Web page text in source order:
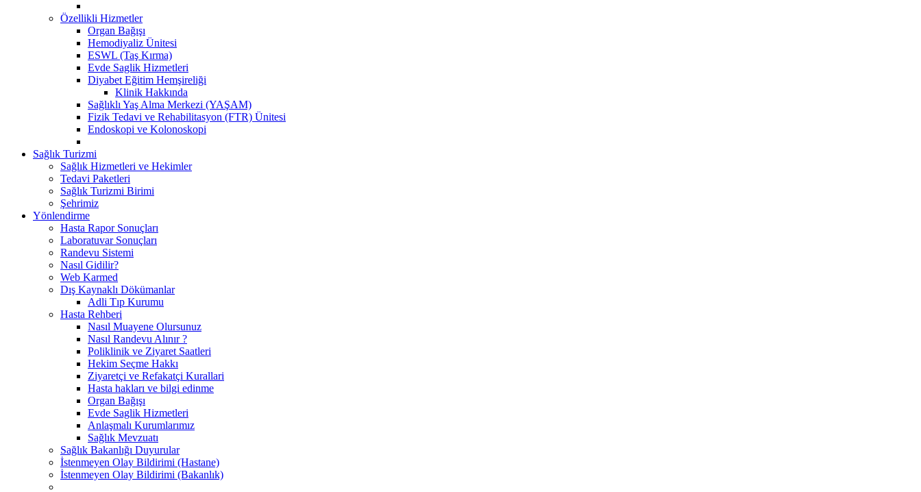
Özellikli Hizmetler
Organ Bağışı
Hemodiyaliz Ünitesi
ESWL (Taş Kırma)
Evde Saglik Hizmetleri
Diyabet Eğitim Hemşireliği
Klinik Hakkında
Sağlıklı Yaş Alma Merkezi (YAŞAM)
Fizik Tedavi ve Rehabilitasyon (FTR) Ünitesi
Endoskopi ve Kolonoskopi
Sağlık Turizmi
Sağlık Hizmetleri ve Hekimler
Tedavi Paketleri
Sağlık Turizmi Birimi
Şehrimiz
Yönlendirme
Hasta Rapor Sonuçları
Laboratuvar Sonuçları
Randevu Sistemi
Nasıl Gidilir?
Web Karmed
Dış Kaynaklı Dökümanlar
Adli Tıp Kurumu
Hasta Rehberi
Nasıl Muayene Olursunuz
Nasıl Randevu Alınır ?
Poliklinik ve Ziyaret Saatleri
Hekim Seçme Hakkı
Ziyaretçi ve Refakatçi Kurallari
Hasta hakları ve bilgi edinme
Organ Bağışı
Evde Saglik Hizmetleri
Anlaşmalı Kurumlarımız
Sağlık Mevzuatı
Sağlık Bakanlığı Duyurular
İstenmeyen Olay Bildirimi (Hastane)
İstenmeyen Olay Bildirimi (Bakanlık)